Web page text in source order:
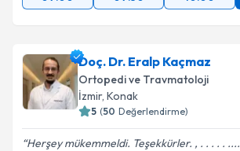
Doç. Dr. Eralp Kaçmaz
Ortopedi ve Travmatoloji
İzmir, Konak
5 (50 Değerlendirme)
Herşey mükemmeldi. Teşekkürler. , . . . . . ....